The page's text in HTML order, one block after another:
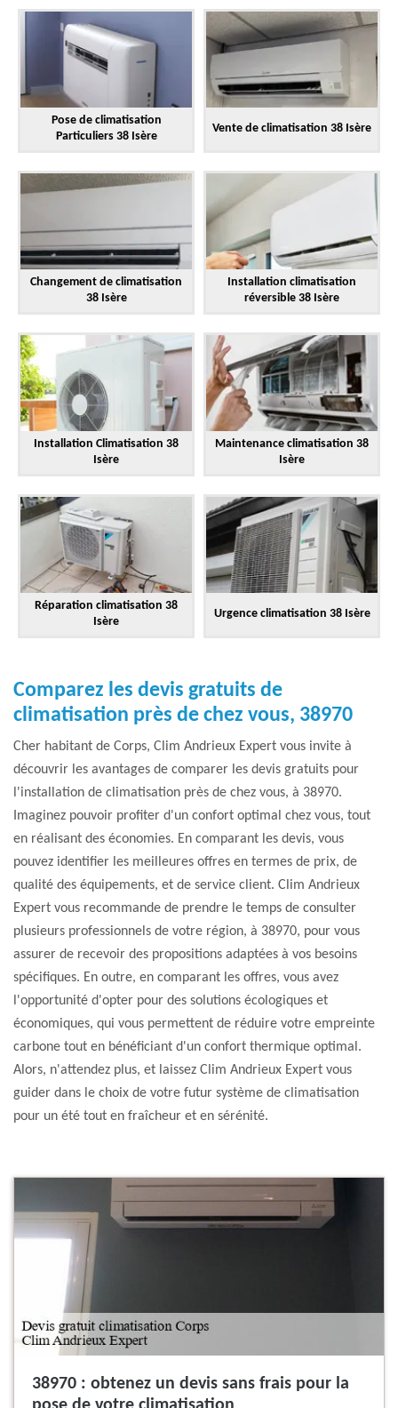
Pose de climatisation
Particuliers 38 Isère
Vente de climatisation 38 Isère
Changement de climatisation
38 Isère
Installation climatisation
réversible 38 Isère
Installation Climatisation 38
Isère
Maintenance climatisation 38
Isère
Réparation climatisation 38
Isère
Urgence climatisation 38 Isère
Comparez les devis gratuits de
climatisation près de chez vous, 38970
Cher habitant de Corps, Clim Andrieux Expert vous invite à
découvrir les avantages de comparer les devis gratuits pour
l'installation de climatisation près de chez vous, à 38970.
Imaginez pouvoir profiter d'un confort optimal chez vous, tout
en réalisant des économies. En comparant les devis, vous
pouvez identifier les meilleures offres en termes de prix, de
qualité des équipements, et de service client. Clim Andrieux
Expert vous recommande de prendre le temps de consulter
plusieurs professionnels de votre région, à 38970, pour vous
assurer de recevoir des propositions adaptées à vos besoins
spécifiques. En outre, en comparant les offres, vous avez
l'opportunité d'opter pour des solutions écologiques et
économiques, qui vous permettent de réduire votre empreinte
carbone tout en bénéficiant d'un confort thermique optimal.
Alors, n'attendez plus, et laissez Clim Andrieux Expert vous
guider dans le choix de votre futur système de climatisation
pour un été tout en fraîcheur et en sérénité.
38970 : obtenez un devis sans frais pour la